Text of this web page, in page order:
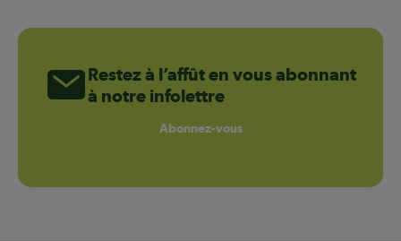
Restez à l’affût en vous abonnant
à notre infolettre
Abonnez-vous